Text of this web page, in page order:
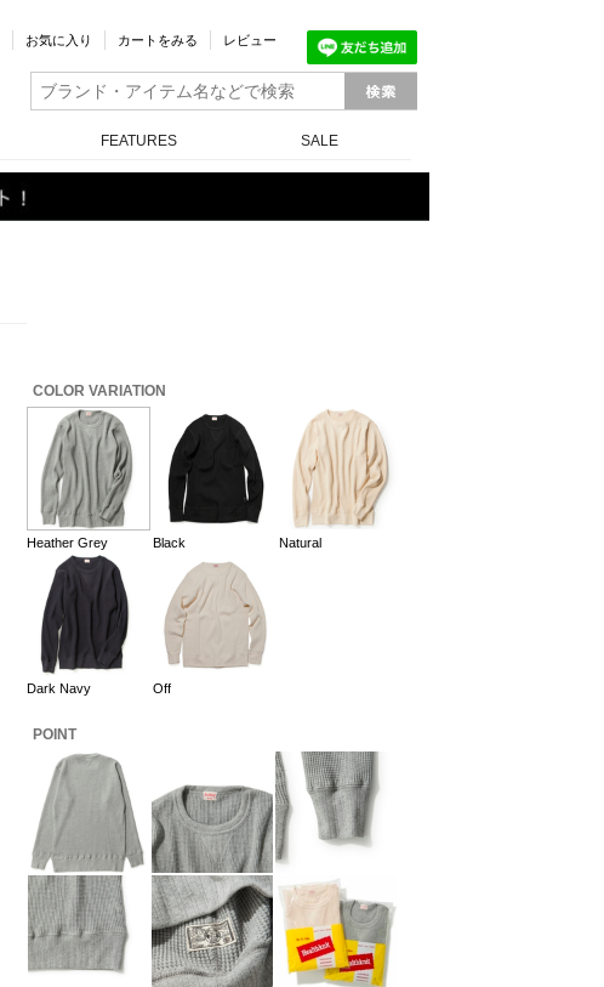
お気に入り カートをみる レビュー
FEATURES SALE
COLOR VARIATION
Heather Grey Black Natural
Dark Navy Off
POINT